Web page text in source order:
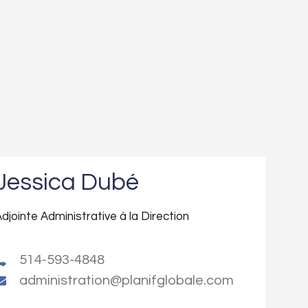
Dubé
Administrative à la Direction
514-593-4848
administration@planifglobale.com